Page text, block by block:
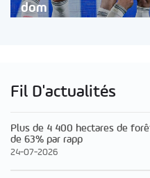
dom
Fil D'actualités
Plus de 4 400 hectares de
de 63% par rapp
24-07-2026